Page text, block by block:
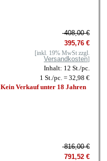
408,00 €
395,76 €
[inkl. 19% MwSt zzgl.
Versandkosten]
Inhalt: 12 St./pc.
1 St./pc. = 32,98 €
Kein Verkauf unter 18 Jahren
816,00 €
791,52 €